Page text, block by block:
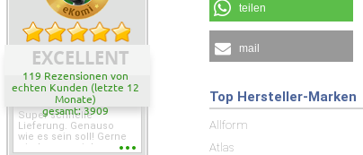
EXCELLENT
119 Rezensionen von
echten Kunden (letzte 12
Monate)
gesamt: 3909
Super schnelle
Lieferung. Genauso
wie es sein soll! Gerne
wieder wenn ich was
teilen
mail
Top Hersteller-Marken
Allform
Atlas